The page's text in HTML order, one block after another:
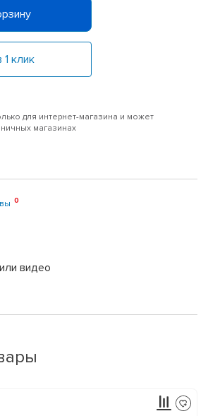
1 клик
для интернет-магазина и может
магазинах
видео